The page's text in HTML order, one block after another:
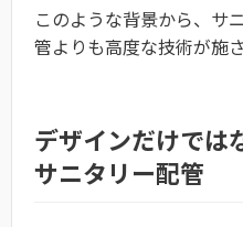
このような背景から、サ
管よりも高度な技術が施
デザインだけでは
サニタリー配管